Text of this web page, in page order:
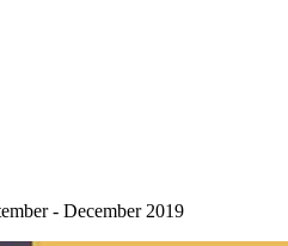
- December 2019